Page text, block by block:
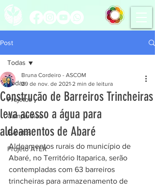
Post
Todas
Projetos
Campanhas
Eventos
Projeto ATER
Todas
Construção de Barreiros Trincheiras
leva acesso a água para
aldeamentos de Abaré
Bruna Cordeiro - ASCOM
29 de nov. de 2021 2 min de leitura
Aldeamentos rurais do município de
Abaré, no Território Itaparica, serão
contempladas com 63 barreiros
trincheiras para armazenamento de